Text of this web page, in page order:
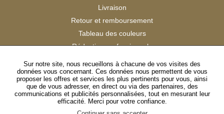
Livraison
Retour et remboursement
Tableau des couleurs
Réduction professionnels
Catalogues
Satisfaction Clients
SUIVEZ-NOUS
Sur notre site, nous recueillons à chacune de vos visites des
données vous concernant. Ces données nous permettent de vous
proposer les offres et services les plus pertinents pour vous, ainsi
que de vous adresser, en direct ou via des partenaires, des
communications et publicités personnalisées, tout en mesurant leur
efficacité. Merci pour votre confiance.